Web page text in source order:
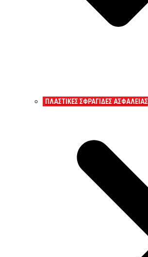
ΠΛΑΣΤΙΚΕΣ ΣΦΡΑΓΙΔΕΣ ΑΣΦΑΛΕΙΑΣ